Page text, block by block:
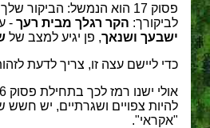
פסוק 17 הוא הנמשל:
לביקורך: הקר רגלך מבית רעך -
ישבעך ושנאך, פן יגיע למצב של
כדי ליישם עצה זו, צריך לדעת
אולי ישנו רמז לכך בתחילת פסוק 16: "
להיות צפויים ושגרתיים, יש חשש
"אקראי".